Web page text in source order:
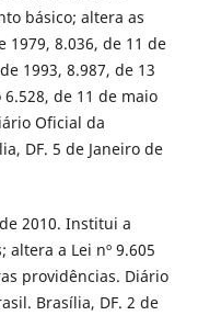
básico; altera as
1979, 8.036, de 11 de
1993, 8.987, de 13
de 11 de maio
Oficial da
DF. 5 de Janeiro de
de 2010. Institui a
altera a Lei nº 9.605
providências. Diário
Brasília, DF. 2 de